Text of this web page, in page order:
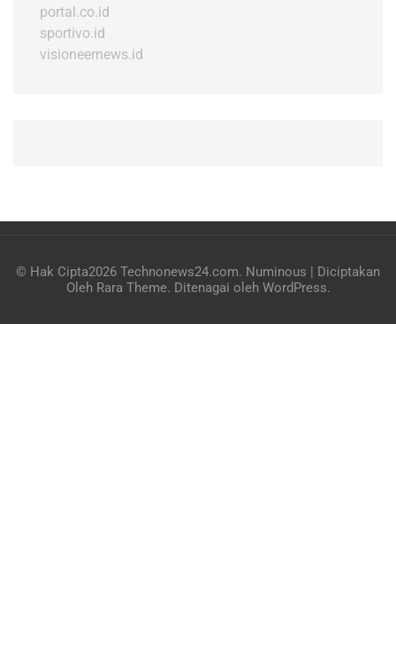
portal.co.id
sportivo.id
visioneernews.id
© Hak Cipta2026 Technonews24.com. Numinous | Diciptakan
Oleh Rara Theme. Ditenagai oleh WordPress.